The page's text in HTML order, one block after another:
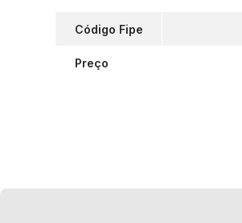
Código Fipe
Preço